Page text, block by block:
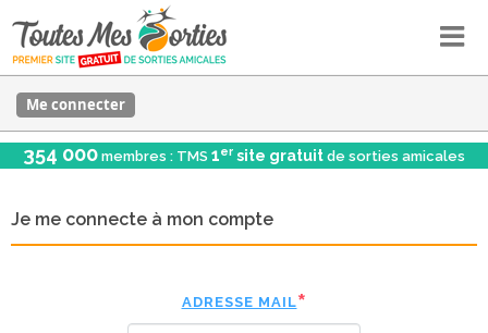
Me connecter
354 000 membres : TMS 1er site gratuit de sorties amicales
Je me connecte à mon compte
ADRESSE MAIL